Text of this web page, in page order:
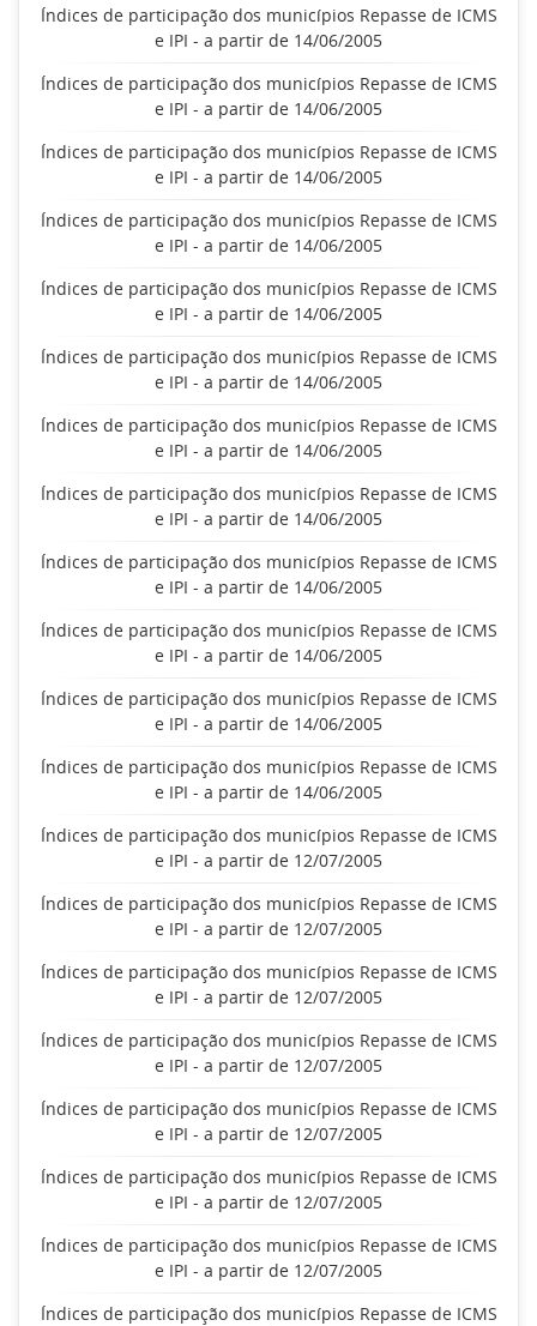
Índices de participação dos municípios Repasse de ICMS
e IPI - a partir de 14/06/2005
Índices de participação dos municípios Repasse de ICMS
e IPI - a partir de 14/06/2005
Índices de participação dos municípios Repasse de ICMS
e IPI - a partir de 14/06/2005
Índices de participação dos municípios Repasse de ICMS
e IPI - a partir de 14/06/2005
Índices de participação dos municípios Repasse de ICMS
e IPI - a partir de 14/06/2005
Índices de participação dos municípios Repasse de ICMS
e IPI - a partir de 14/06/2005
Índices de participação dos municípios Repasse de ICMS
e IPI - a partir de 14/06/2005
Índices de participação dos municípios Repasse de ICMS
e IPI - a partir de 14/06/2005
Índices de participação dos municípios Repasse de ICMS
e IPI - a partir de 14/06/2005
Índices de participação dos municípios Repasse de ICMS
e IPI - a partir de 14/06/2005
Índices de participação dos municípios Repasse de ICMS
e IPI - a partir de 14/06/2005
Índices de participação dos municípios Repasse de ICMS
e IPI - a partir de 14/06/2005
Índices de participação dos municípios Repasse de ICMS
e IPI - a partir de 12/07/2005
Índices de participação dos municípios Repasse de ICMS
e IPI - a partir de 12/07/2005
Índices de participação dos municípios Repasse de ICMS
e IPI - a partir de 12/07/2005
Índices de participação dos municípios Repasse de ICMS
e IPI - a partir de 12/07/2005
Índices de participação dos municípios Repasse de ICMS
e IPI - a partir de 12/07/2005
Índices de participação dos municípios Repasse de ICMS
e IPI - a partir de 12/07/2005
Índices de participação dos municípios Repasse de ICMS
e IPI - a partir de 12/07/2005
Índices de participação dos municípios Repasse de ICMS